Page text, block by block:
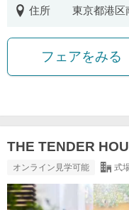
住所
東京都港区
フェアをみる
THE TENDER
オンライン見学可能 式